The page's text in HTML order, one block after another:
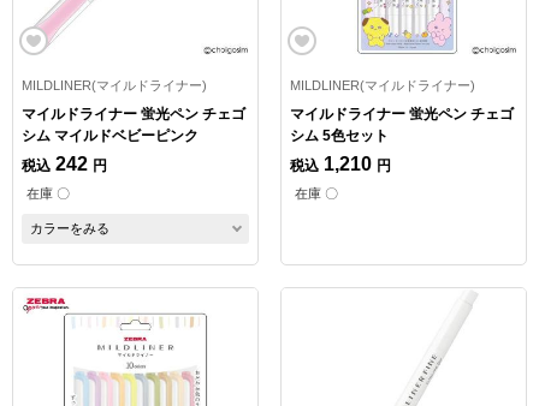
MILDLINER(マイルドライナー)
マイルドライナー 蛍光ペン チェゴ
シム マイルドベビーピンク
税込 242 円
在庫 〇
カラーをみる
MILDLINER(マイルドライナー)
マイルドライナー 蛍光ペン チェゴ
シム 5色セット
税込 1,210 円
在庫 〇